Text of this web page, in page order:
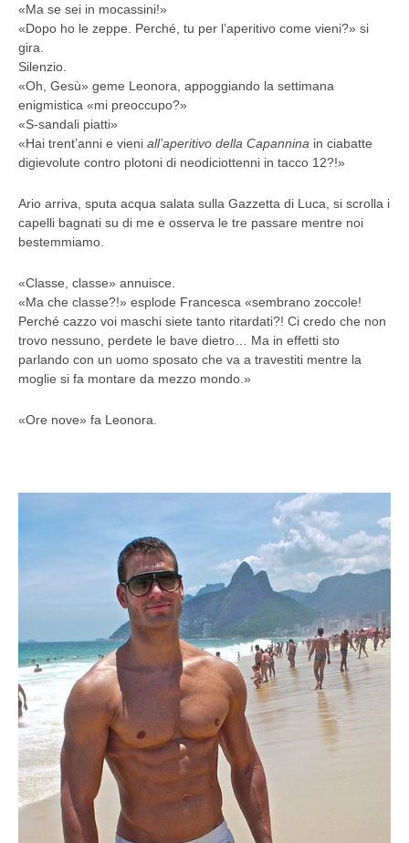
«Ma se sei in mocassini!»
«Dopo ho le zeppe. Perché, tu per l’aperitivo come vieni?» si
gira.
Silenzio.
«Oh, Gesù» geme Leonora, appoggiando la settimana
enigmistica «mi preoccupo?»
«S-sandali piatti»
«Hai trent’anni e vieni all’aperitivo della Capannina in ciabatte
digievolute contro plotoni di neodiciottenni in tacco 12?!»
Ario arriva, sputa acqua salata sulla Gazzetta di Luca, si scrolla i
capelli bagnati su di me e osserva le tre passare mentre noi
bestemmiamo.
«Classe, classe» annuisce.
«Ma che classe?!» esplode Francesca «sembrano zoccole!
Perché cazzo voi maschi siete tanto ritardati?! Ci credo che non
trovo nessuno, perdete le bave dietro… Ma in effetti sto
parlando con un uomo sposato che va a travestiti mentre la
moglie si fa montare da mezzo mondo.»
«Ore nove» fa Leonora.